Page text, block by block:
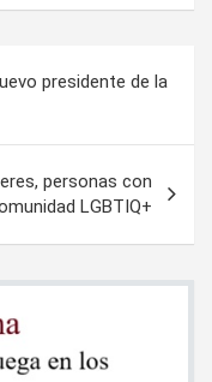
presidente de la
personas con
LGBTIQ+